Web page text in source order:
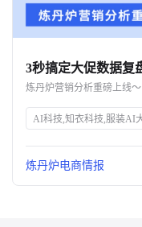
炼丹炉营销分析重磅上线～
炼丹炉电商情报